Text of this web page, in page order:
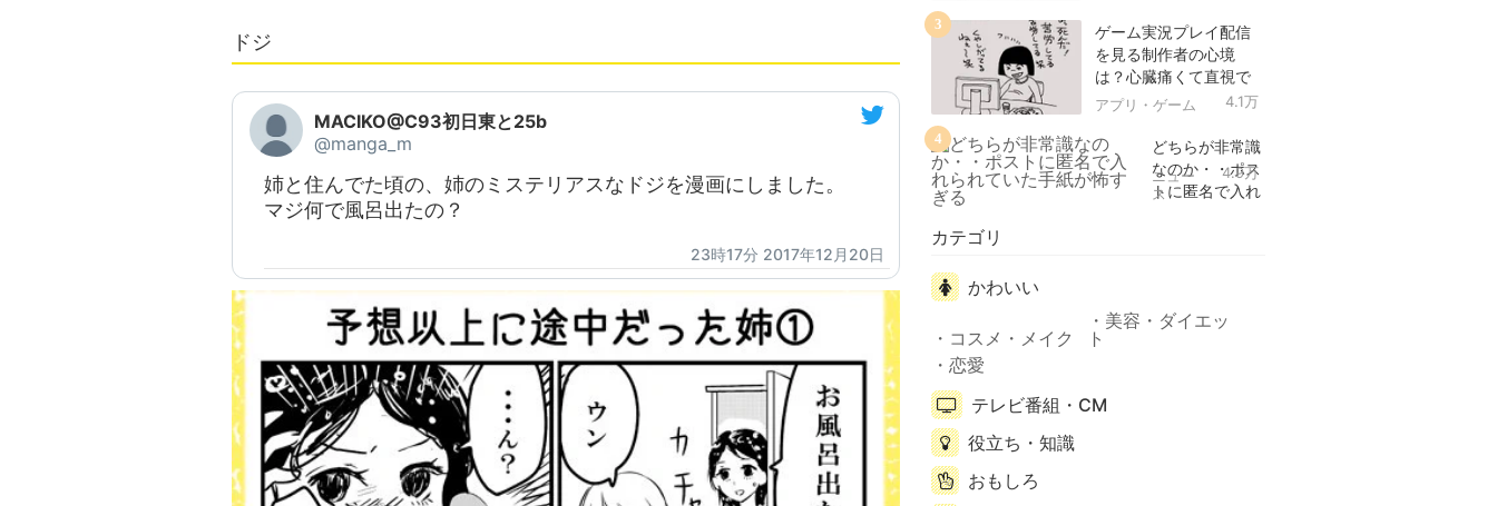
ドジ
MACIKO@C93初日東と25b
@manga_m
姉と住んでた頃の、姉のミステリアスなドジを漫画にしました。
マジ何で風呂出たの？
23時17分 2017年12月20日
ゲーム実況プレイ配信
を見る制作者の心境
は？心臓痛くて直視で
きなかった！
アプリ・ゲーム 4.1万
3
どちらが非常識
なのか・・ポス
トに匿名で入れ
ニュー
ス
4.9万
4
カテゴリ
かわいい
コスメ・メイク
美容・ダイエッ
ト
恋愛
テレビ番組・CM
役立ち・知識
おもしろ